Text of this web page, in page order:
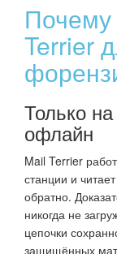
Почему
Terrier
Только
офлайн
Mail Terrier
станции и
обратно.
никогда не
цепочки
защищённых